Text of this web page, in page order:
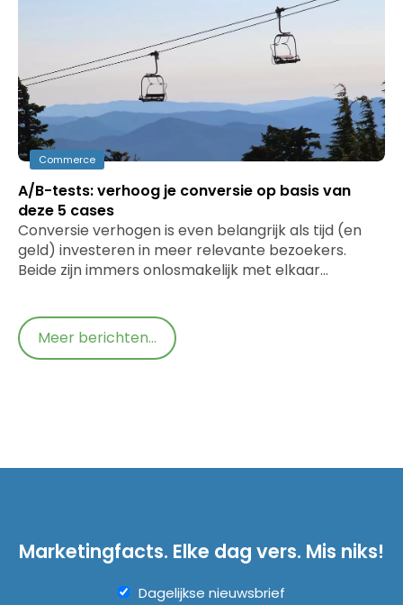
Commerce
A/B-tests: verhoog je conversie op basis van
deze 5 cases
Conversie verhogen is even belangrijk als tijd (en
geld) investeren in meer relevante bezoekers.
Beide zijn immers onlosmakelijk met elkaar…
Meer berichten...
Marketingfacts. Elke dag vers. Mis niks!
Dagelijkse nieuwsbrief